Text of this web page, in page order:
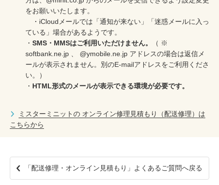
お問い合わせ
採用情報
CLOSE
をお願いいたします。
・iCloudメールでは「通知が来ない」「迷惑メールに入っ
ている」場合があるようです。
・ SMS・MMSはご利用いただけません。
（ ※
softbank.ne.jp 、 @ymobile.ne.jp アドレスの場合は返信メ
ールが表示されません。 別のE-mailアドレスをご利用くださ
い。）
・ HTML形式のメールが表示できる環境が必要です。
ミスターミニットの オンライン修理見積もり（配送修理）は
こちらから
「配送修理・オンライン見積もり」よくあるご質問へ戻る